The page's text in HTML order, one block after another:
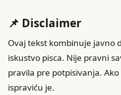
📌 Disclaimer
Ovaj tekst kombinuje javno
iskustvo pisca. Nije pravni
pravila pre potpisivanja.
ispraviću je.